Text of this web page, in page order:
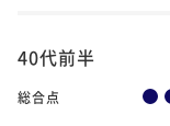
40代前半
総合点